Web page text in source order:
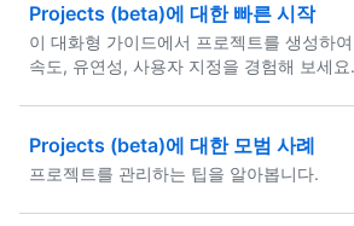
Projects (beta)에 대한 빠른 시작
이 대화형 가이드에서 프로젝트를 생성하
속도, 유연성, 사용자 지정을 경험해 보세요.
Projects (beta)에 대한 모범 사례
프로젝트를 관리하는 팁을 알아봅니다.